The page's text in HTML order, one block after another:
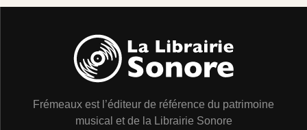
Frémeaux est l’éditeur de référence du patrimoine
musical et de la Librairie Sonore